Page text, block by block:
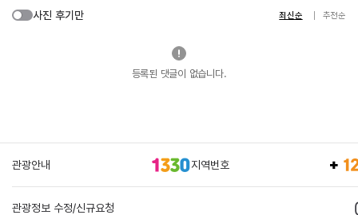
사진 후기만 최신순 추천순
등록된 댓글이 없습니다.
관광안내 지역번호
관광정보 수정/신규요청